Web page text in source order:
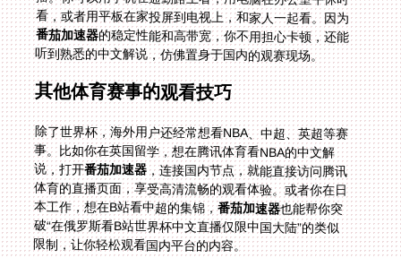
看，或者用平板在家投屏到电视上，和家人一起看。因为
番茄加速器的稳定性能和高带宽，你不用担心卡顿，还能
听到熟悉的中文解说，仿佛置身于国内的观赛现场。
其他体育赛事的观看技巧
除了世界杯，海外用户还经常想看NBA、中超、英超等赛
事。比如你在英国留学，想在腾讯体育看NBA的中文解
说，打开番茄加速器，连接国内节点，就能直接访问腾讯
体育的直播页面，享受高清流畅的观看体验。或者你在日
本工作，想在B站看中超的集锦，番茄加速器也能帮你突
破“在俄罗斯看B站世界杯中文直播仅限中国大陆”的类似
限制，让你轻松观看国内平台的内容。